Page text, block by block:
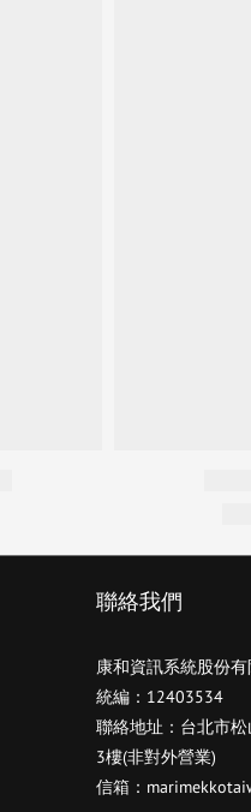
聯絡我們
康和資訊系統股份有
統編：12403534
聯絡地址：台北市
3樓(非對外營業)
信箱：